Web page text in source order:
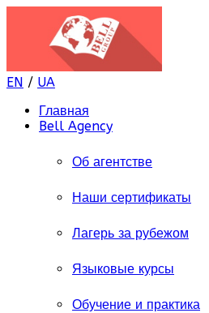
EN / UA
Главная
Bell Agency
Об агентстве
Наши сертификаты
Лагерь за рубежом
Языковые курсы
Обучение и практика